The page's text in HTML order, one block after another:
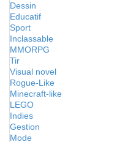
Dessin
Educatif
Sport
Inclassable
MMORPG
Tir
Visual novel
Rogue-Like
Minecraft-like
LEGO
Indies
Gestion
Mode